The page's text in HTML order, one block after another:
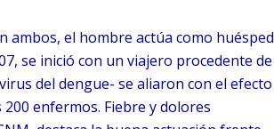
ambos, el hombre actúa como huésped
se inició con un viajero procedente de
del dengue- se aliaron con el efecto
enfermos. Fiebre y dolores